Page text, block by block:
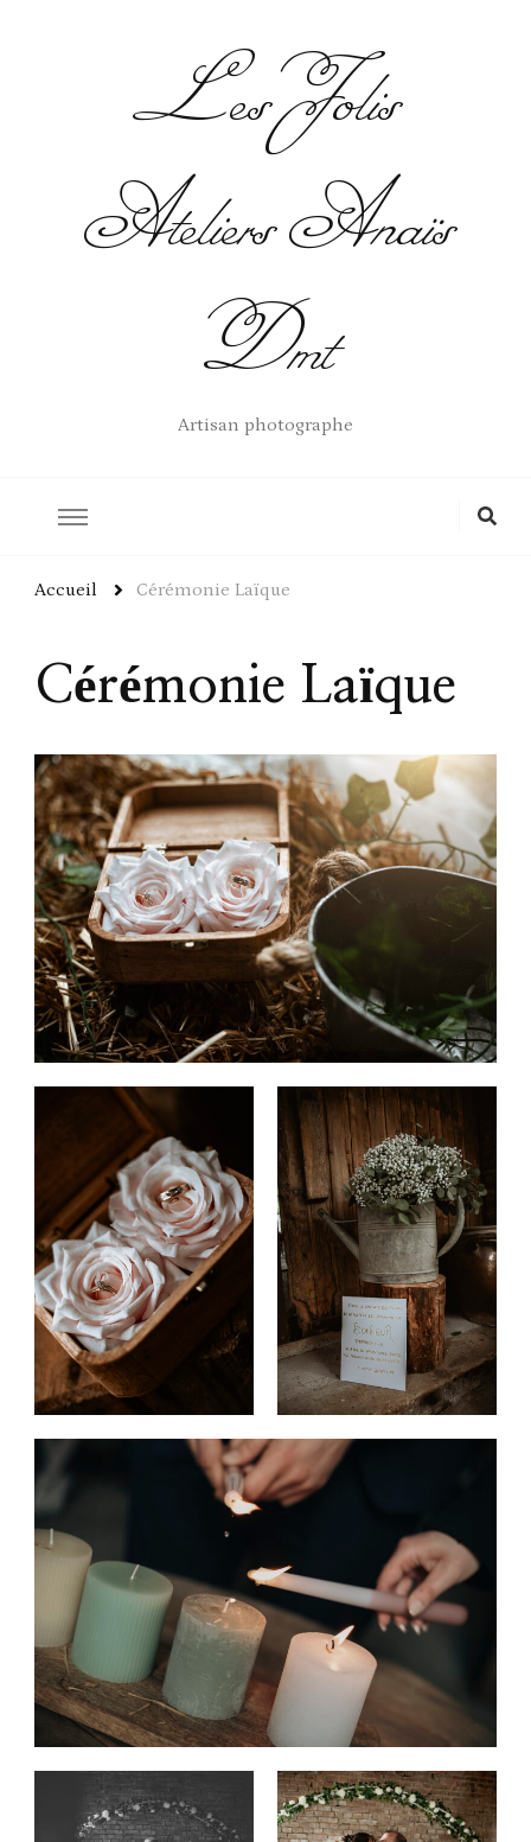
Les Jolis
Ateliers Anaïs
Dmt
Artisan photographe
Accueil Cérémonie Laïque
Cérémonie Laïque